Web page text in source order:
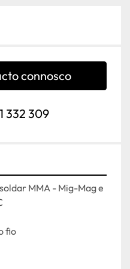
connosco
332 309
MMA - Mig-Mag e
fio